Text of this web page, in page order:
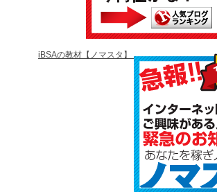
iBSAの教材【ノマスタ】